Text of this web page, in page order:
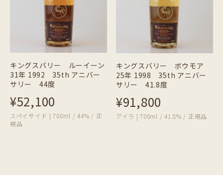
キングスバリー ルーイーン
31年 1992 35th アニバー
サリー 44度
¥52,100
スペイサイド | 700ml / 44% / 正
規品
キングスバリー ボウモア
25年 1998 35th アニバー
サリー 41.8度
¥91,800
アイラ | 700ml / 41.8% / 正規品